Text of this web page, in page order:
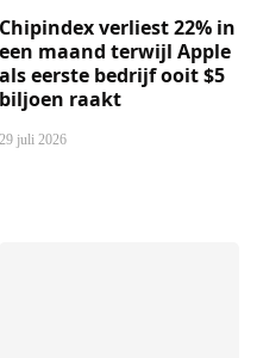
Chipindex verliest 22% in
een maand terwijl Apple
als eerste bedrijf ooit $5
biljoen raakt
29 juli 2026